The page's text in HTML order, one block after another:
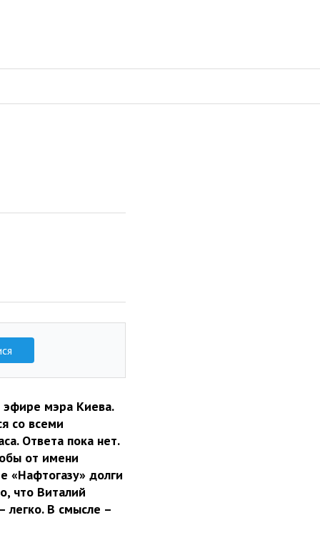
мэра Киева.
со всеми
Ответа пока нет.
от имени
«Нафтогазу» долги
что Виталий
легко. В смысле –